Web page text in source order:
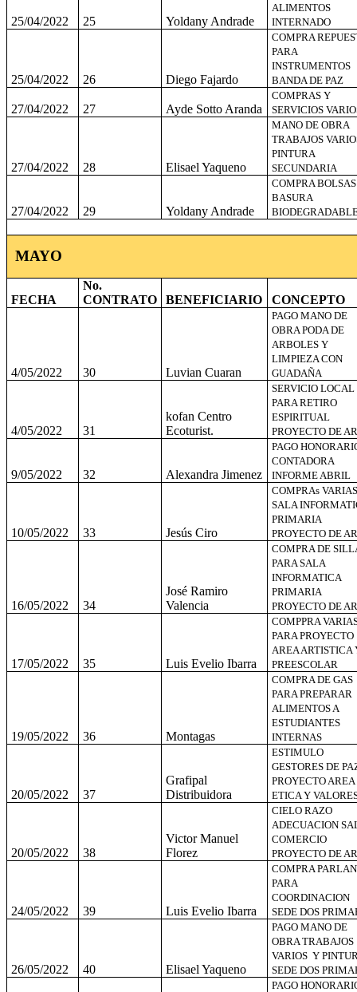
25/04/2022 25 Yoldany Andrade
ALIMENTOS
INTERNADO
25/04/2022 26 Diego Fajardo
COMPRA
PARA
INSTRUMENTOS
BANDA DE PAZ
27/04/2022 27 Ayde Sotto Aranda
COMPRAS Y
SERVICIOS
27/04/2022 28 Elisael Yaqueno
MANO DE OBRA
TRABAJOS
PINTURA
SECUNDARIA
27/04/2022 29 Yoldany Andrade
COMPRA BOLSAS
BASURA
MAYO
FECHA
No.
CONTRATO
BENEFICIARIO CONCEPTO
4/05/2022 30 Luvian Cuaran
PAGO MANO DE
OBRA PODA DE
ARBOLES Y
LIMPIEZA CON
GUADAÑA
4/05/2022 31
kofan Centro
Ecoturist.
SERVICIO LOCAL
PARA RETIRO
ESPIRITUAL
PROYECTO DE
9/05/2022 32 Alexandra Jimenez
PAGO
CONTADORA
INFORME ABRIL
10/05/2022 33 Jesús Ciro
COMPRAs VARIAS
SALA
PRIMARIA
PROYECTO DE
16/05/2022 34
José Ramiro
Valencia
COMPRA DE
PARA SALA
INFORMATICA
PRIMARIA
PROYECTO DE
17/05/2022 35 Luis Evelio Ibarra
COMPPRA
PARA PROYECTO
AREA ARTISTICA
PREESCOLAR
19/05/2022 36 Montagas
COMPRA DE GAS
PARA PREPARAR
ALIMENTOS A
ESTUDIANTES
INTERNAS
20/05/2022 37
Grafipal
Distribuidora
ESTIMULO
GESTORES DE
PROYECTO AREA
ETICA Y
20/05/2022 38
Victor Manuel
Florez
CIELO RAZO
ADECUACION
COMERCIO
PROYECTO DE
24/05/2022 39 Luis Evelio Ibarra
COMPRA
PARA
COORDINACION
SEDE DOS
26/05/2022 40 Elisael Yaqueno
PAGO MANO DE
OBRA TRABAJOS
VARIOS Y
SEDE DOS
PAGO